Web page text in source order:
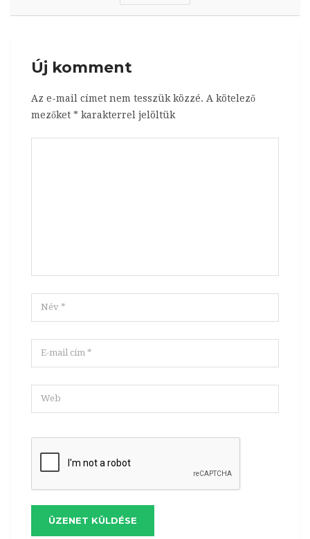
Új komment
Az e-mail címet nem tesszük közzé. A kötelező
mezőket * karakterrel jelöltük
ÜZENET KÜLDÉSE